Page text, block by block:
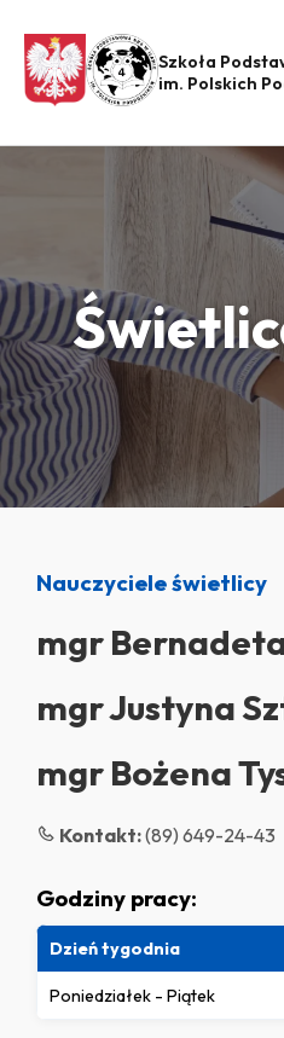
Szkoła
im. Polskich
Nauczyciele świetlicy
mgr
mgr Justyna
mgr Bożena
Kontakt:(89) 649-24-43
Godziny pracy:
Dzień tygodnia
Poniedziałek - Piątek